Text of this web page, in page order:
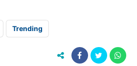
Trending